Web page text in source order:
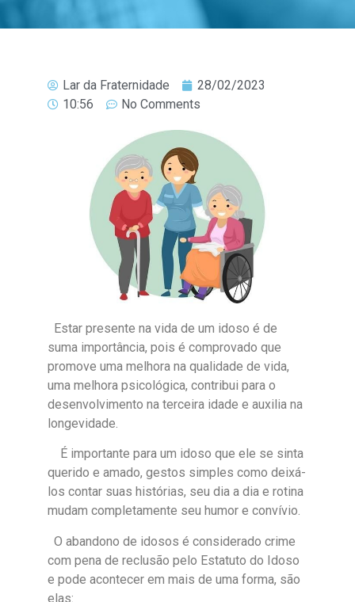
Lar da Fraternidade
28/02/2023
10:56
No Comments
Estar presente na vida de um idoso é de
suma importância, pois é comprovado que
promove uma melhora na qualidade de vida,
uma melhora psicológica, contribui para o
desenvolvimento na terceira idade e auxilia na
longevidade.
É importante para um idoso que ele se sinta
querido e amado, gestos simples como deixá-
los contar suas histórias, seu dia a dia e rotina
mudam completamente seu humor e convívio.
O abandono de idosos é considerado crime
com pena de reclusão pelo Estatuto do Idoso
e pode acontecer em mais de uma forma, são
elas: